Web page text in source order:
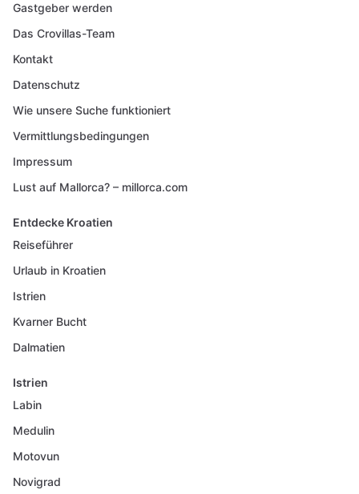
Gastgeber werden
Das Crovillas-Team
Kontakt
Datenschutz
Wie unsere Suche funktioniert
Vermittlungsbedingungen
Impressum
Lust auf Mallorca? – millorca.com
Entdecke Kroatien
Reiseführer
Urlaub in Kroatien
Istrien
Kvarner Bucht
Dalmatien
Istrien
Labin
Medulin
Motovun
Novigrad